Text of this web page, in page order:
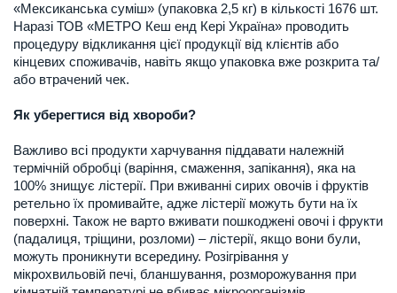
«Мексиканська суміш» (упаковка 2,5 кг) в кількості 1676 шт.
Наразі ТОВ «МЕТРО Кеш енд Кері Україна» проводить
процедуру відкликання цієї продукції від клієнтів або
кінцевих споживачів, навіть якщо упаковка вже розкрита та/
або втрачений чек.
Як уберегтися від хвороби?
Важливо всі продукти харчування піддавати належній
термічній обробці (варіння, смаження, запікання), яка на
100% знищує лістерії. При вживанні сирих овочів і фруктів
ретельно їх промивайте, адже лістерії можуть бути на їх
поверхні. Також не варто вживати пошкоджені овочі і фрукти
(падалиця, тріщини, розломи) – лістерії, якщо вони були,
можуть проникнути всередину. Розігрівання у
мікрохвильовій печі, бланшування, розморожування при